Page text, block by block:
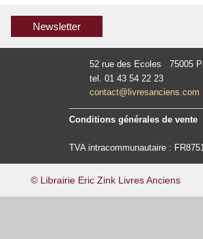
Newsletter
52 rue des Ecoles 75005
tel. 01 43 54 22 23
contact@livresanciens.com
Conditions générales de vente
TVA intracommunautaire :
© Librairie Eric Zink Livres Anciens